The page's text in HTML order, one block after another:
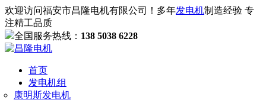
欢迎访问福安市昌隆电机有限公司！多年发电机制造经验 专
注精工品质
全国服务热线： 138 5038 6228
首页
发电机组
康明斯发电机